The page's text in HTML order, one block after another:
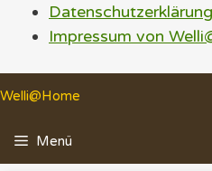
Datenschutzerklärung
Impressum von
Inhalt
springen
Welli@Home
Menü